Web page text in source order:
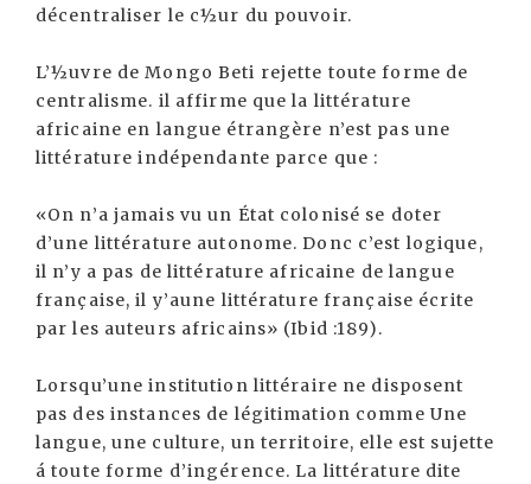
décentraliser le c½ur du pouvoir.
L’½uvre de Mongo Beti rejette toute forme de
centralisme. il affirme que la littérature
africaine en langue étrangère n’est pas une
littérature indépendante parce que :
«On n’a jamais vu un État colonisé se doter
d’une littérature autonome. Donc c’est logique,
il n’y a pas de littérature africaine de langue
française, il y’aune littérature française écrite
par les auteurs africains» (Ibid :189).
Lorsqu’une institution littéraire ne disposent
pas des instances de légitimation comme Une
langue, une culture, un territoire, elle est sujette
á toute forme d’ingérence. La littérature dite